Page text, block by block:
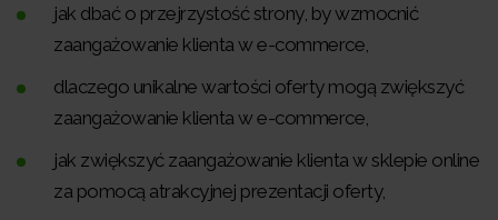
jak dbać o przejrzystość strony, by wzmocnić
zaangażowanie klienta w e-commerce,
dlaczego unikalne wartości oferty mogą zwiększyć
zaangażowanie klienta w e-commerce,
jak zwiększyć zaangażowanie klienta w sklepie online
za pomocą atrakcyjnej prezentacji oferty,